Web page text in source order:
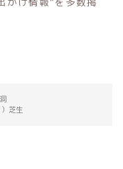
芝生